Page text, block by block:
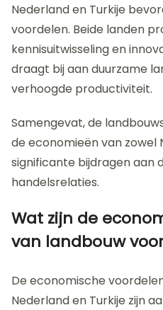
Nederland en Turkije
voordelen. Beide landen
kennisuitwisseling en
draagt bij aan duurzame
verhoogde productiviteit.
Samengevat, de
de economieën van zowel
significante bijdragen aan
handelsrelaties.
Wat zijn de
van landbouw
De economische
Nederland en Turkije zijn